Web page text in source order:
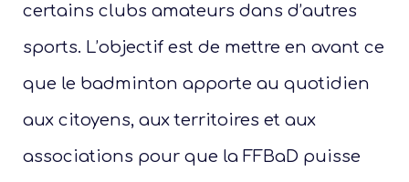
certains clubs amateurs dans d’autres
sports. L’objectif est de mettre en avant ce
que le badminton apporte au quotidien
aux citoyens, aux territoires et aux
associations pour que la FFBaD puisse